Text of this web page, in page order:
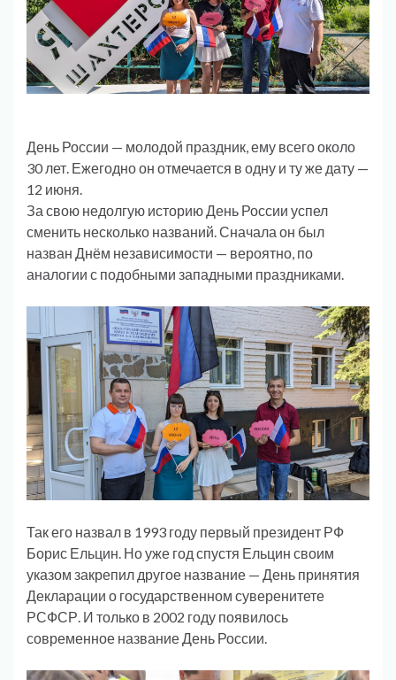
День России — молодой праздник, ему всего около
30 лет. Ежегодно он отмечается в одну и ту же дату —
12 июня.
За свою недолгую историю День России успел
сменить несколько названий. Сначала он был
назван Днём независимости — вероятно, по
аналогии с подобными западными праздниками.
Так его назвал в 1993 году первый президент РФ
Борис Ельцин. Но уже год спустя Ельцин своим
указом закрепил другое название — День принятия
Декларации о государственном суверенитете
РСФСР. И только в 2002 году появилось
современное название День России.